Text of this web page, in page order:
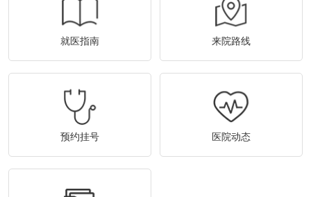
就医指南 来院路线
预约挂号 医院动态